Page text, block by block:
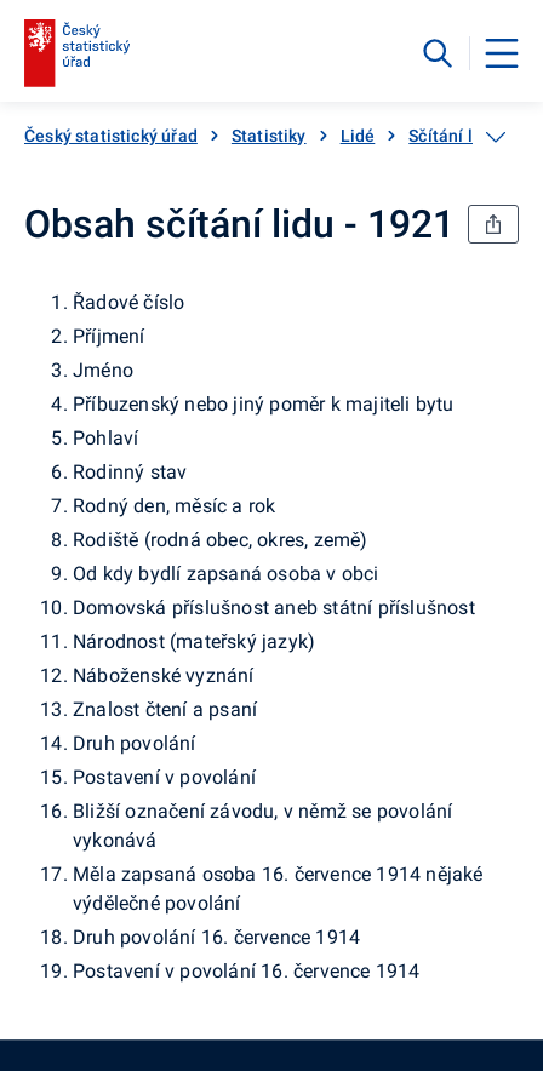
Český statistický úřad Statistiky Lidé Sčítání lidu,
Obsah sčítání lidu - 1921
Řadové číslo
Příjmení
Jméno
Příbuzenský nebo jiný poměr k majiteli bytu
Pohlaví
Rodinný stav
Rodný den, měsíc a rok
Rodiště (rodná obec, okres, země)
Od kdy bydlí zapsaná osoba v obci
Domovská příslušnost aneb státní příslušnost
Národnost (mateřský jazyk)
Náboženské vyznání
Znalost čtení a psaní
Druh povolání
Postavení v povolání
Bližší označení závodu, v němž se povolání
vykonává
Měla zapsaná osoba 16. července 1914 nějaké
výdělečné povolání
Druh povolání 16. července 1914
Postavení v povolání 16. července 1914